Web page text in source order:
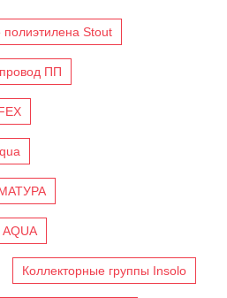
полиэтилена Stout
ПП
Коллекторные группы Insolo